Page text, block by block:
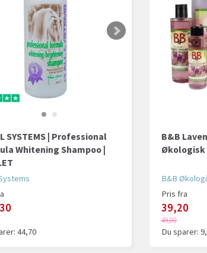
SYSTEMS | Professional
Whitening Shampoo |
44,70
B&B
Økologisk
B&B
Pris fra
39,20
49,00
Du sparer: